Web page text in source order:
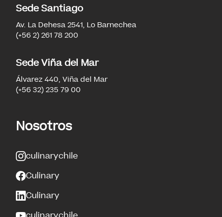
Sede Santiago
Av. La Dehesa 2541, Lo Barnechea
(+56 2) 261 78 200
Sede Viña del Mar
Álvarez 440, Viña del Mar
(+56 32) 235 79 00
Nosotros
culinarychile
Culinary
Culinary